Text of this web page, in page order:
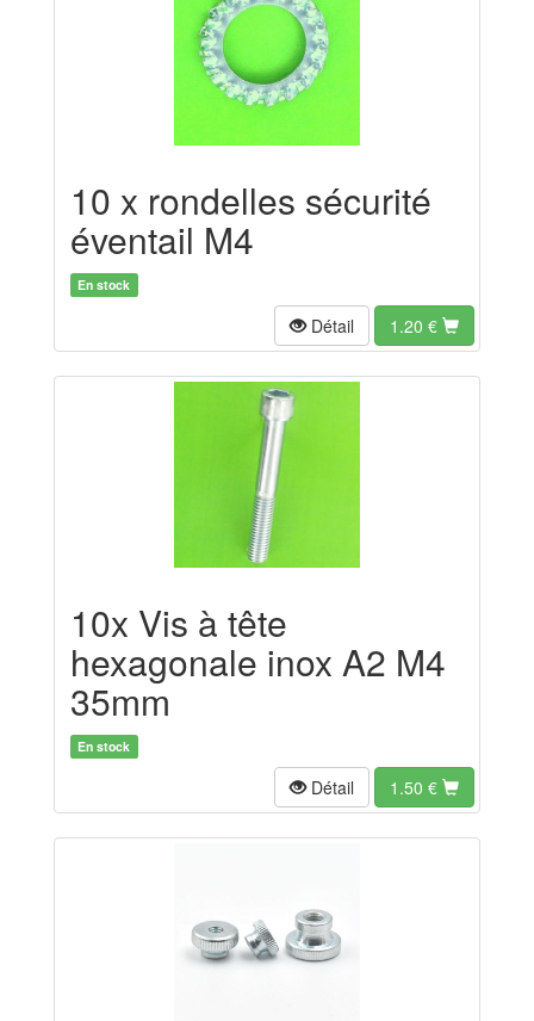
10 x rondelles sécurité
éventail M4
En stock
Détail 1.20 €
10x Vis à tête
hexagonale inox A2 M4
35mm
En stock
Détail 1.50 €